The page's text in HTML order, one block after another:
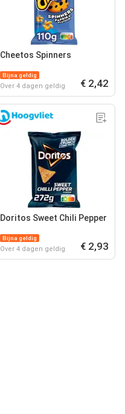
Cheetos Spinners
Bijna geldig
Over 4 dagen geldig € 2,42
Doritos Sweet Chili Pepper
Bijna geldig
Over 4 dagen geldig € 2,93